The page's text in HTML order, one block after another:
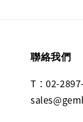
聯絡我們
T：02-